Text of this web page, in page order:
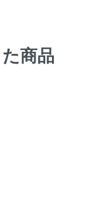
商品